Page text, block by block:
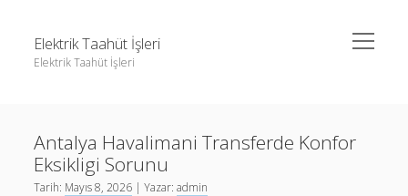
Elektrik Taahüt İşleri
Elektrik Taahüt İşleri
menüyü
aç
Liste
Sayfa Listesi
Instagram Gizli Story İzleme
Antalya Havalimani Transferde Konfor
Eksikligi Sorunu
Tarih: Mayıs 8, 2026 | Yazar:admin